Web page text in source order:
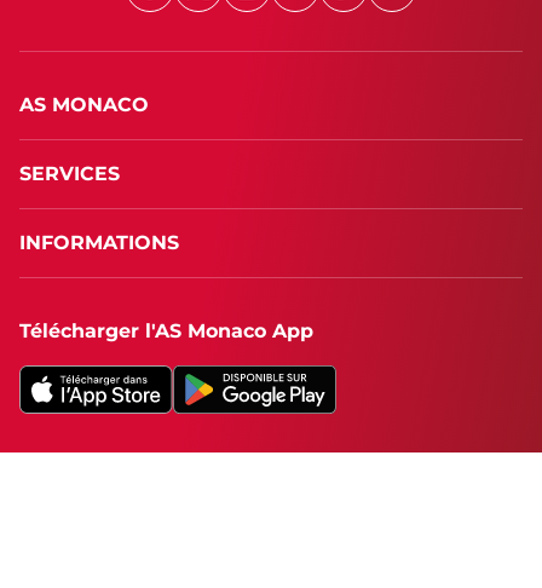
AS MONACO
SERVICES
INFORMATIONS
Télécharger l'AS Monaco App